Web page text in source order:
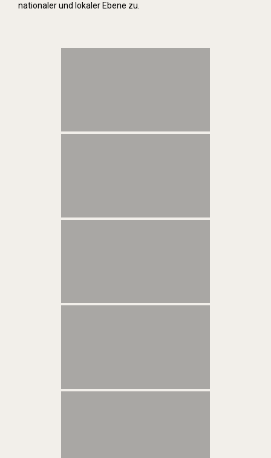
nationaler und lokaler Ebene zu.